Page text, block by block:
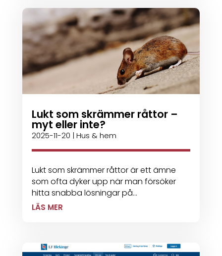
Lukt som skrämmer råttor –
myt eller inte?
2025-11-20 | Hus & hem
Lukt som skrämmer råttor är ett ämne
som ofta dyker upp när man försöker
hitta snabba lösningar på...
LÄS MER